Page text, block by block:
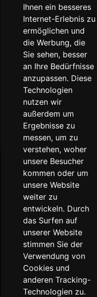
Ihnen ein besseres
Internet-Erlebnis zu
ermöglichen und
die Werbung, die
Sie sehen, besser
an Ihre Bedürfnisse
anzupassen. Diese
Technologien
nutzen wir
außerdem um
Ergebnisse zu
messen, um zu
verstehen, woher
unsere Besucher
kommen oder um
unsere Website
weiter zu
entwickeln. Durch
das Surfen auf
unserer Website
stimmen Sie der
Verwendung von
Cookies und
anderen Tracking-
Technologien zu.
AGB
Datenschutz